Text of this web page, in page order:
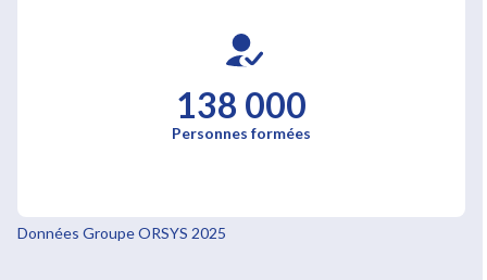
138 000
Personnes formées
Données Groupe ORSYS 2025